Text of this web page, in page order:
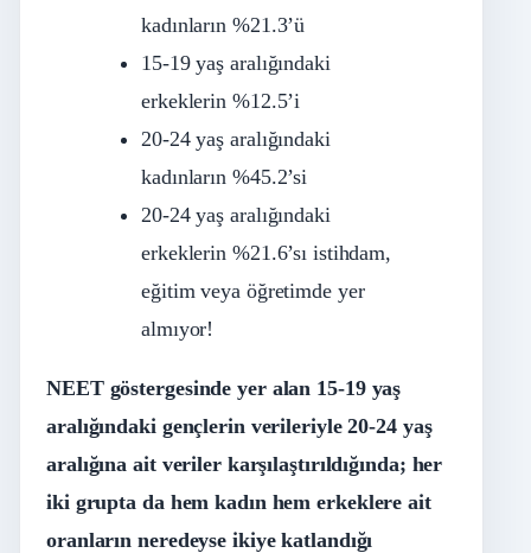
kadınların %21.3’ü
15-19 yaş aralığındaki
erkeklerin %12.5’i
20-24 yaş aralığındaki
kadınların %45.2’si
20-24 yaş aralığındaki
erkeklerin %21.6’sı istihdam,
eğitim veya öğretimde yer
almıyor!
NEET göstergesinde yer alan 15-19 yaş
aralığındaki gençlerin verileriyle 20-24 yaş
aralığına ait veriler karşılaştırıldığında; her
iki grupta da hem kadın hem erkeklere ait
oranların neredeyse ikiye katlandığı